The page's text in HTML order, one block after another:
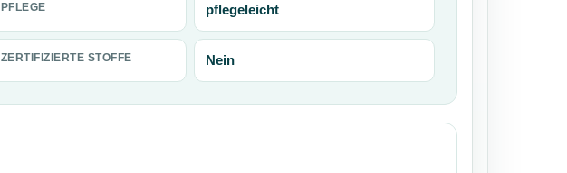
PFLEGE pflegeleicht
ZERTIFIZIERTE STOFFE Nein